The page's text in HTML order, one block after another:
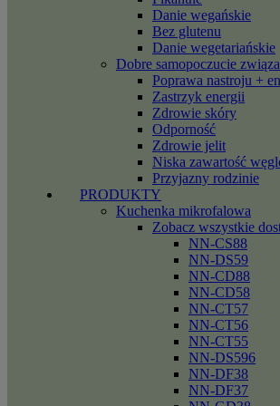
Danie wegańskie
Bez glutenu
Danie wegetariańskie
Dobre samopoczucie
Poprawa nastroju +
Zastrzyk energii
Zdrowie skóry
Odporność
Zdrowie jelit
Niska zawartość
Przyjazny rodzinie
PRODUKTY
Kuchenka mikrofalowa
Zobacz wszystkie
NN-CS88
NN-DS59
NN-CD88
NN-CD58
NN-CT57
NN-CT56
NN-CT55
NN-DS596
NN-DF38
NN-DF37